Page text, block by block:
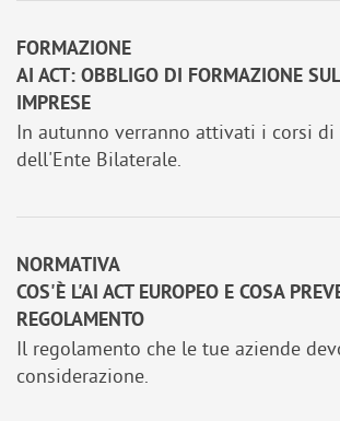
FORMAZIONE
AI ACT: OBBLIGO DI FORMAZIONE
IMPRESE
In autunno verranno attivati i corsi
dell'Ente Bilaterale.
NORMATIVA
COS'È L'AI ACT EUROPEO E COSA
REGOLAMENTO
Il regolamento che le tue aziende
considerazione.